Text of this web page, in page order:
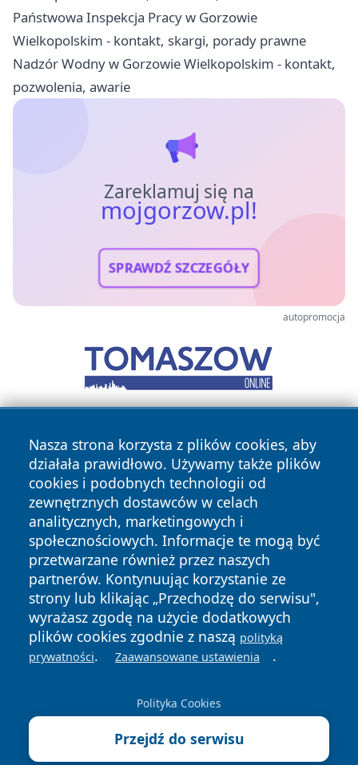
Państwowa Inspekcja Pracy w Gorzowie
Wielkopolskim - kontakt, skargi, porady prawne
Nadzór Wodny w Gorzowie Wielkopolskim - kontakt,
pozwolenia, awarie
Zareklamuj się na
mojgorzow.pl!
SPRAWDŹ SZCZEGÓŁY
autopromocja
Nasza strona korzysta z plików cookies, aby
działała prawidłowo. Używamy także plików
cookies i podobnych technologii od
zewnętrznych dostawców w celach
analitycznych, marketingowych i
społecznościowych. Informacje te mogą być
przetwarzane również przez naszych
partnerów. Kontynuując korzystanie ze
strony lub klikając „Przechodzę do serwisu",
wyrażasz zgodę na użycie dodatkowych
plików cookies zgodnie z naszą polityką
prywatności. Zaawansowane ustawienia .
Polityka Cookies
Przejdź do serwisu
Copyright © 2026 mojgorzow.pl Wszystkie prawa zastrzeżone.
News Autorzy
Polityka
Prywatności
Polityka
Cookies